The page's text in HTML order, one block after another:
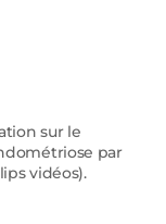
sur le
par
vidéos).